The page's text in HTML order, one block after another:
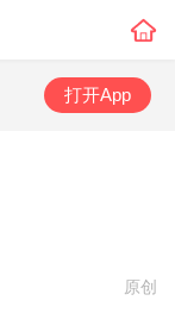
打开App
原创